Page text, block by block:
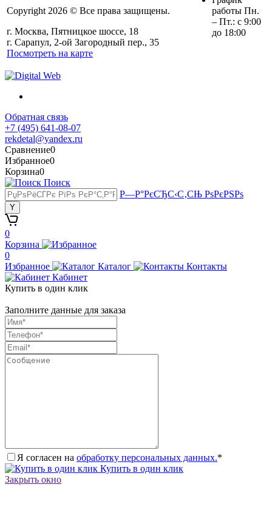
Copyright 2026 © Все права защищены.
г. Москва, Пятницкое шоссе, 18
г. Сарапул, 2-ой Загородный пер., 35
Посмотреть на карте
работы Пн.
– Пт.: с 9:00
до 18:00
Обратная связь
+7 (495) 641-08-07
rekdetal@yandex.ru
Сравнение0
Избранное0
Корзина0
Поиск
Р—Р°РєСЂС‹С‚СЊ РѕРєРЅРѕ
0
Корзина
0
Избранное
Каталог
Контакты
Кабинет
Купить в один клик
Заполните данные для заказа
Я согласен на обработку персональных данных.*
Купить в один клик
Закрыть окно